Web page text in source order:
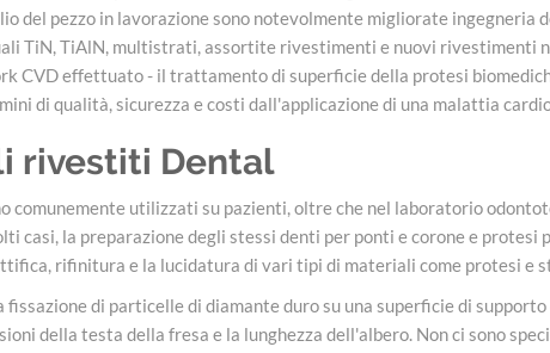
del pezzo in lavorazione sono notevolmente migliorate ingegneria
TiN, TiAlN, multistrati, assortite rivestimenti e nuovi rivestimenti
CVD effettuato - il trattamento di superficie della protesi
di qualità, sicurezza e costi dall'applicazione di una malattia
rivestiti Dental
comunemente utilizzati su pazienti, oltre che nel laboratorio
casi, la preparazione degli stessi denti per ponti e corone e
rifinitura e la lucidatura di vari tipi di materiali come protesi e
fissazione di particelle di diamante duro su una superficie di
della testa della fresa e la lunghezza dell'albero. Non ci sono